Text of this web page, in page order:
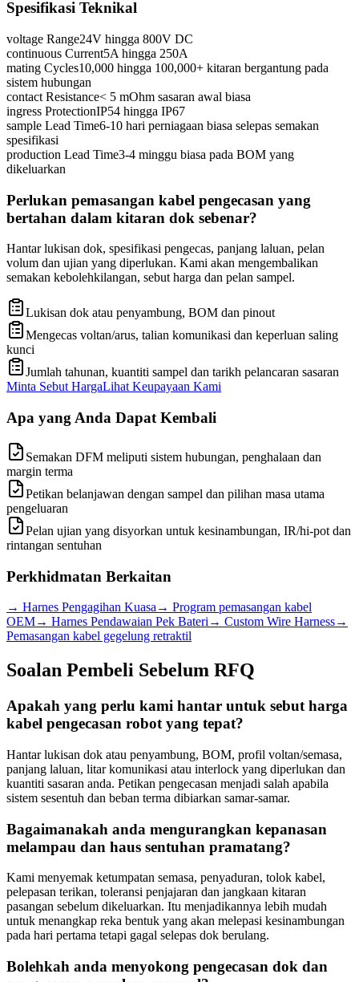
Spesifikasi Teknikal
voltage Range24V hingga 800V DC
continuous Current5A hingga 250A
mating Cycles10,000 hingga 100,000+ kitaran bergantung pada
sistem hubungan
contact Resistance< 5 mOhm sasaran awal biasa
ingress ProtectionIP54 hingga IP67
sample Lead Time6-10 hari perniagaan biasa selepas semakan
spesifikasi
production Lead Time3-4 minggu biasa pada BOM yang
dikeluarkan
Perlukan pemasangan kabel pengecasan yang
bertahan dalam kitaran dok sebenar?
Hantar lukisan dok, spesifikasi pengecas, panjang laluan, pelan
volum dan ujian yang diperlukan. Kami akan mengembalikan
semakan kebolehkilangan, sebut harga dan pelan sampel.
Lukisan dok atau penyambung, BOM dan pinout
Mengecas voltan/arus, talian komunikasi dan keperluan saling
kunci
Jumlah tahunan, kuantiti sampel dan tarikh pelancaran sasaran
Minta Sebut HargaLihat Keupayaan Kami
Apa yang Anda Dapat Kembali
Semakan DFM meliputi sistem hubungan, penghalaan dan
margin terma
Petikan belanjawan dengan sampel dan pilihan masa utama
pengeluaran
Pelan ujian yang disyorkan untuk kesinambungan, IR/hi-pot dan
rintangan sentuhan
Perkhidmatan Berkaitan
→ Harnes Pengagihan Kuasa → Program pemasangan kabel
OEM→ Harnes Pendawaian Pek Bateri → Custom Wire Harness→
Pemasangan kabel gegelung retraktil
Soalan Pembeli Sebelum RFQ
Apakah yang perlu kami hantar untuk sebut harga
kabel pengecasan robot yang tepat?
Hantar lukisan dok atau penyambung, BOM, profil voltan/semasa,
panjang laluan, litar komunikasi atau interlock yang diperlukan dan
kuantiti sasaran anda. Petikan pengecasan menjadi salah apabila
sistem sesentuh dan beban terma dibiarkan samar-samar.
Bagaimanakah anda mengurangkan kepanasan
melampau dan haus sentuhan pramatang?
Kami menyemak ketumpatan semasa, penyaduran, tolok kabel,
pelepasan terikan, toleransi penjajaran dan jangkaan kitaran
pasangan sebelum dikeluarkan. Itu menjadikannya lebih mudah
untuk menangkap reka bentuk yang akan melepasi kesinambungan
pada hari pertama tetapi gagal selepas dok berulang.
Bolehkah anda menyokong pengecasan dok dan